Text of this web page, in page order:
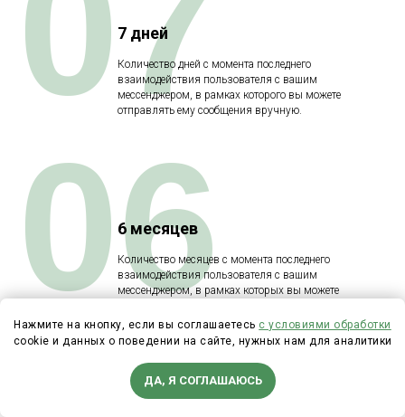
7 дней
Количество дней с момента последнего
взаимодействия пользователя с вашим
мессенджером, в рамках которого вы можете
отправлять ему сообщения вручную.
6 месяцев
Количество месяцев с момента последнего
взаимодействия пользователя с вашим
мессенджером, в рамках которых вы можете
Sponsored Message.
06
Нажмите на кнопку, если вы соглашаетесь с условиями обработки
cookie и данных о поведении на сайте, нужных нам для аналитики
ДА, Я СОГЛАШАЮСЬ